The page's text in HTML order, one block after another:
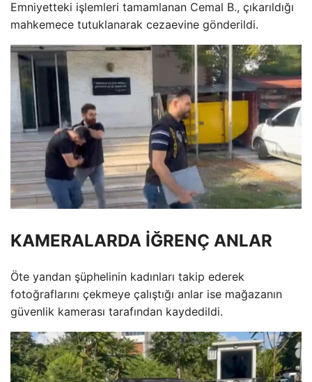
Emniyetteki işlemleri tamamlanan Cemal B., çıkarıldığı
mahkemece tutuklanarak cezaevine gönderildi.
KAMERALARDA İĞRENÇ ANLAR
Öte yandan şüphelinin kadınları takip ederek
fotoğraflarını çekmeye çalıştığı anlar ise mağazanın
güvenlik kamerası tarafından kaydedildi.